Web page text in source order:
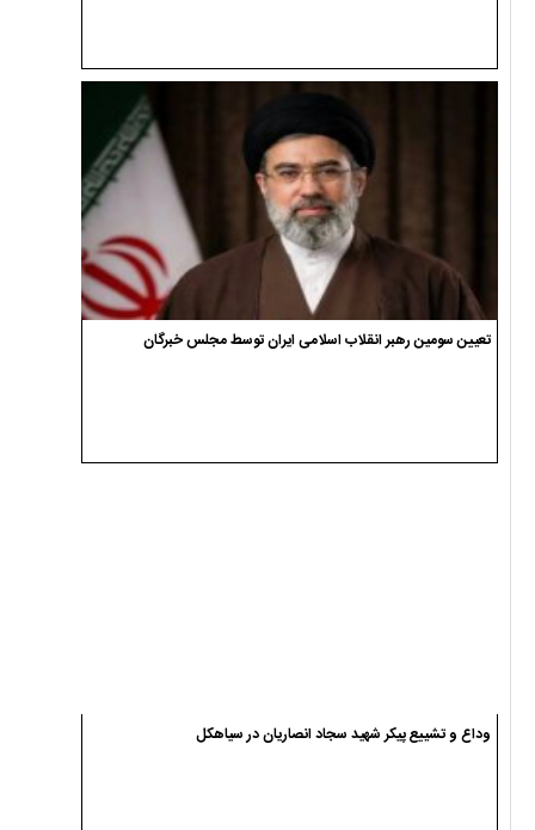
تعیین سومین رهبر انقلاب اسلامی ایران توسط مجلس خبرگان
وداع و تشییع پیکر شهید سجاد انصاریان در سیاهکل